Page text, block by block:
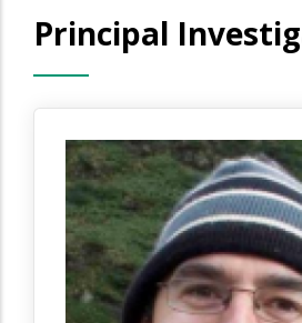
Principal